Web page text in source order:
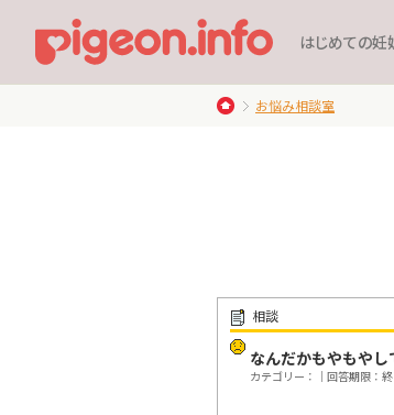
はじめての妊
お悩み相談室
相談
なんだかもやもやし
カテゴリー：｜回答期限：